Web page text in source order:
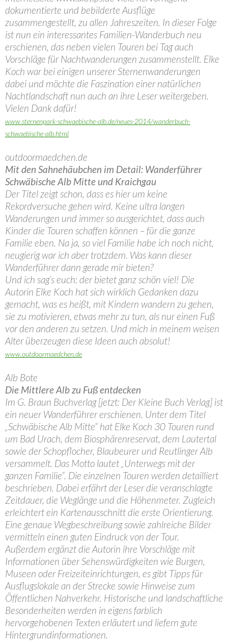
dokumentierte und bebilderte Ausflüge
zusammengestellt, zu allen Jahreszeiten. In dieser Folge
ist nun ein interessantes Familien-Wanderbuch neu
erschienen, das neben vielen Touren bei Tag auch
Vorschläge für Nachtwanderungen zusammenstellt. Elke
Koch war bei einigen unserer Sternenwanderungen
dabei und möchte die Faszination einer natürlichen
Nachtlandschaft nun auch an ihre Leser weitergeben.
Vielen Dank dafür!
www.sternenpark-schwaebische-alb.de/neues-2014/wanderbuch-
schwaebische-alb.html
outdoormaedchen.de
Mit den Sahnehäubchen im Detail: Wanderführer
Schwäbische Alb Mitte und Kraichgau
Der Titel zeigt schon, dass es hier um keine
Rekordversuche gehen wird. Keine ultra langen
Wanderungen und immer so ausgerichtet, dass auch
Kinder die Touren schaffen können – für die ganze
Familie eben. Na ja, so viel Familie habe ich noch nicht,
neugierig war ich aber trotzdem. Was kann dieser
Wanderführer dann gerade mir bieten?
Und ich sag’s euch: der bietet ganz schön viel! Die
Autorin Elke Koch hat sich wirklich Gedanken dazu
gemacht, was es heißt, mit Kindern wandern zu gehen,
sie zu motivieren, etwas mehr zu tun, als nur einen Fuß
vor den anderen zu setzen. Und mich in meinem weisen
Alter überzeugen diese Ideen auch absolut!
www.outdoormaedchen.de
Alb Bote
Die Mittlere Alb zu Fuß entdecken
Im G. Braun Buchverlag [jetzt: Der Kleine Buch Verlag] ist
ein neuer Wanderführer erschienen. Unter dem Titel
„Schwäbische Alb Mitte“ hat Elke Koch 30 Touren rund
um Bad Urach, dem Biosphärenreservat, dem Lautertal
sowie der Schopflocher, Blaubeurer und Reutlinger Alb
versammelt. Das Motto lautet „Unterwegs mit der
ganzen Familie“. Die einzelnen Touren werden detailliert
beschrieben. Dabei erfährt der Leser die veranschlagte
Zeitdauer, die Weglänge und die Höhenmeter. Zugleich
erleichtert ein Kartenausschnitt die erste Orientierung.
Eine genaue Wegbeschreibung sowie zahlreiche Bilder
vermitteln einen guten Eindruck von der Tour.
Außerdem ergänzt die Autorin ihre Vorschläge mit
Informationen über Sehenswürdigkeiten wie Burgen,
Museen oder Freizeiteinrichtungen, es gibt Tipps für
Ausflugslokale an der Strecke sowie Hinweise zum
Öffentlichen Nahverkehr. Historische und landschaftliche
Besonderheiten werden in eigens farblich
hervorgehobenen Texten erläutert und liefern gute
Hintergrundinformationen.